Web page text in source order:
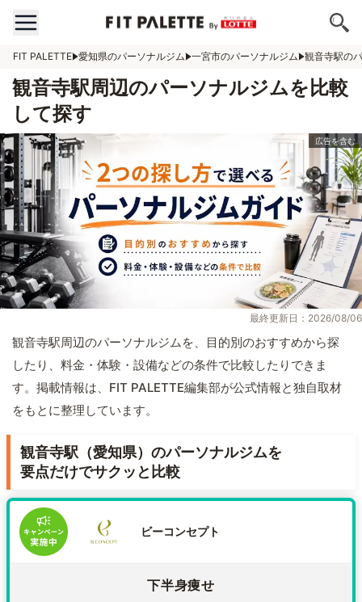
FIT PALETTE 愛知県のパーソナルジム 一宮市のパーソナルジム 観音寺駅の
観音寺駅周辺のパーソナルジムを比較
して探す
最終更新日：2026/08/06
観音寺駅周辺のパーソナルジムを、目的別のおすすめから探
したり、料金・体験・設備などの条件で比較したりできま
す。掲載情報は、FIT PALETTE編集部が公式情報と独自取材
をもとに整理しています。
観音寺駅（愛知県）のパーソナルジムを
要点だけでサクッと比較
ビーコンセプト
下半身痩せ